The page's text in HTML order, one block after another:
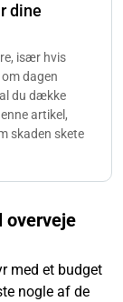
dine
især hvis
dagen
du dække
artikel,
skaden skete
overveje
med et budget
nogle af de